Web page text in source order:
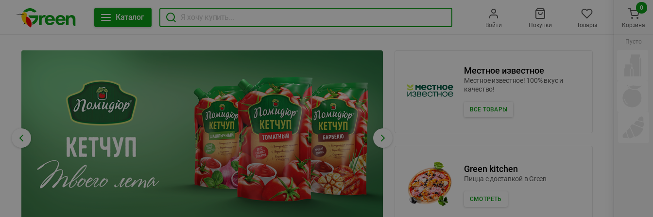
Каталог
Войти Покупки Товары
Местное известное
Местное известное! 100% вкус и
качество!
ВСЕ ТОВАРЫ
Green kitchen
Пицца c доставкой в Green
СМОТРЕТЬ
Корзина
0
Пусто